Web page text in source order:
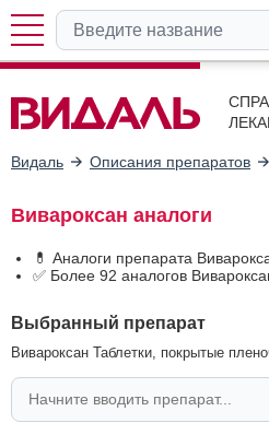
Видаль Описания препаратов
Вивароксан аналоги
💊 Аналоги препарата
✅ Более 92 аналогов
Выбранный препарат
Вивароксан Таблетки, покрытые